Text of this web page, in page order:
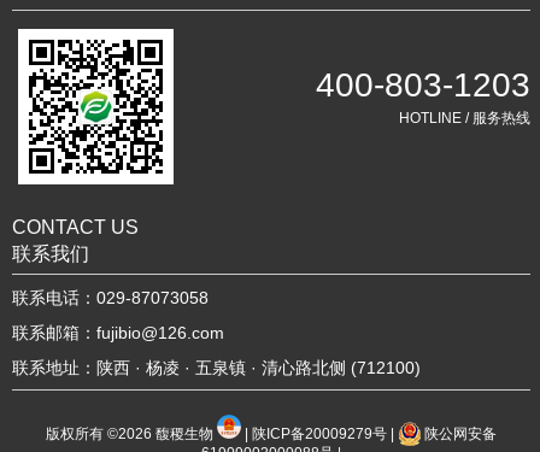
400-803-1203
HOTLINE / 服务热线
CONTACT US
联系我们
联系电话：029-87073058
联系邮箱：fujibio@126.com
联系地址：陕西 · 杨凌 · 五泉镇 · 清心路北侧 (712100)
版权所有 ©2026馥稷生物 陕ICP备20009279号
陕公网安备